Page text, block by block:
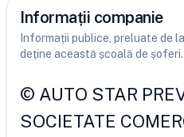
Informații companie
Informații publice, preluate de
deține această școală de șoferi.
© AUTO STAR
SOCIETATE